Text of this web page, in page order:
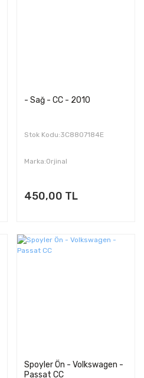
- Sağ - CC - 2010
Stok Kodu:3C8807184E
Marka:Orjinal
450,00 TL
Spoyler Ön - Volkswagen -
Passat CC